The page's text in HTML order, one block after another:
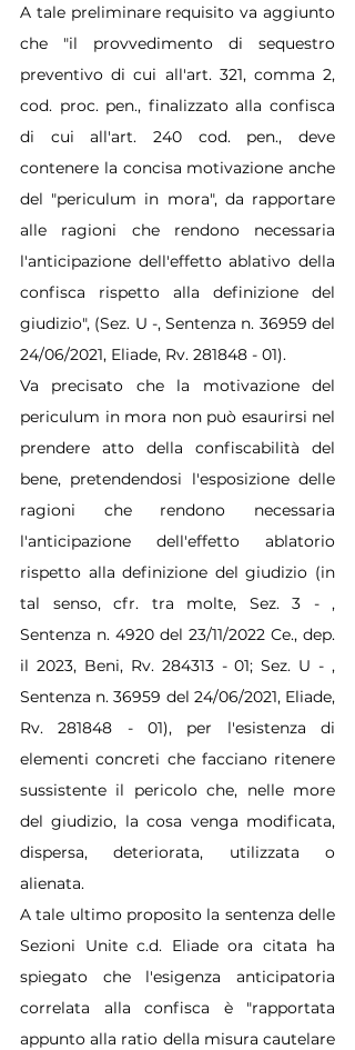
A tale preliminare requisito va aggiunto
che "il provvedimento di sequestro
preventivo di cui all'art. 321, comma 2,
cod. proc. pen., finalizzato alla confisca
di cui all'art. 240 cod. pen., deve
contenere la concisa motivazione anche
del "periculum in mora", da rapportare
alle ragioni che rendono necessaria
l'anticipazione dell'effetto ablativo della
confisca rispetto alla definizione del
giudizio", (Sez. U -, Sentenza n. 36959 del
24/06/2021, Eliade, Rv. 281848 - 01).
Va precisato che la motivazione del
periculum in mora non può esaurirsi nel
prendere atto della confiscabilità del
bene, pretendendosi l'esposizione delle
ragioni che rendono necessaria
l'anticipazione dell'effetto ablatorio
rispetto alla definizione del giudizio (in
tal senso, cfr. tra molte, Sez. 3 - ,
Sentenza n. 4920 del 23/11/2022 Ce., dep.
il 2023, Beni, Rv. 284313 - 01; Sez. U - ,
Sentenza n. 36959 del 24/06/2021, Eliade,
Rv. 281848 - 01), per l'esistenza di
elementi concreti che facciano ritenere
sussistente il pericolo che, nelle more
del giudizio, la cosa venga modificata,
dispersa, deteriorata, utilizzata o
alienata.
A tale ultimo proposito la sentenza delle
Sezioni Unite c.d. Eliade ora citata ha
spiegato che l'esigenza anticipatoria
correlata alla confisca è "rapportata
appunto alla ratio della misura cautelare